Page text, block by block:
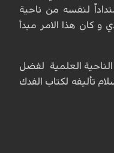
لنفسه من ناحية
و كان هذا الامر مبدأ
العلمية لفضل
تأليفه لكتاب الفدك